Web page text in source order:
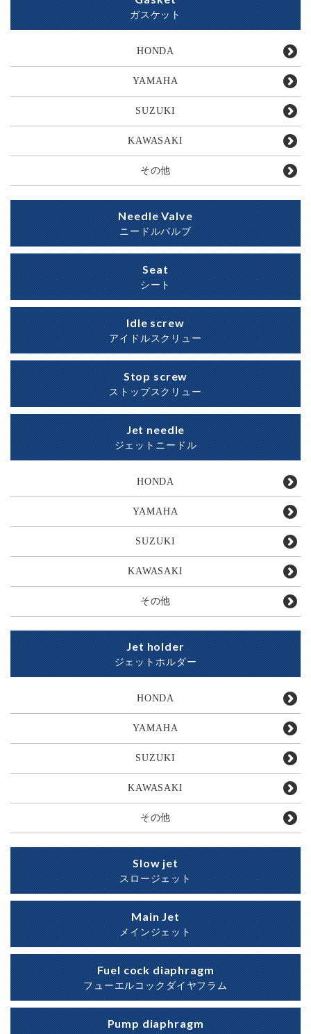
ガスケット
HONDA
YAMAHA
SUZUKI
KAWASAKI
その他
Needle Valve
ニードルバルブ
Seat
シート
Idle screw
アイドルスクリュー
Stop screw
ストップスクリュー
Jet needle
ジェットニードル
HONDA
YAMAHA
SUZUKI
KAWASAKI
その他
Jet holder
ジェットホルダー
HONDA
YAMAHA
SUZUKI
KAWASAKI
その他
Slow jet
スロージェット
Main Jet
メインジェット
Fuel cock diaphragm
フューエルコックダイヤフラム
Pump diaphragm